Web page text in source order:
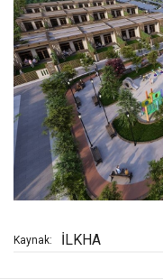
Kaynak: İLKHA